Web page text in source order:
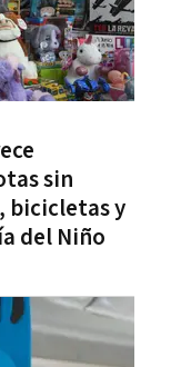
sin
bicicletas y
del Niño